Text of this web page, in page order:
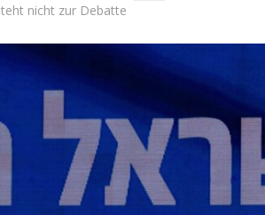
nicht zur Debatte